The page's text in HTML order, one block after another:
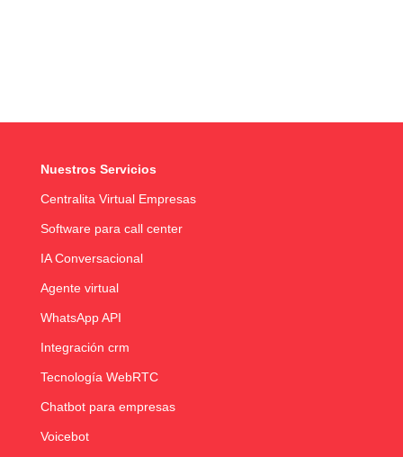
Nuestros Servicios
Centralita Virtual Empresas
Software para call center
IA Conversacional
Agente virtual
WhatsApp API
Integración crm
Tecnología WebRTC
Chatbot para empresas
Voicebot